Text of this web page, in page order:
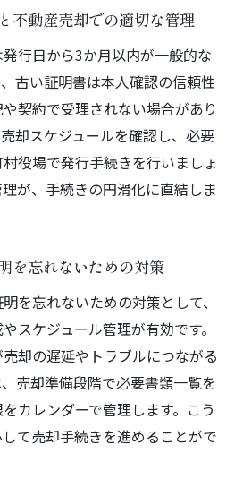
不動産売却での適切な管理
行日から3か月以内が一般的な
古い証明書は本人確認の信頼性
契約で受理されない場合があり
却スケジュールを確認し、必要
役場で発行手続きを行いましょ
が、手続きの円滑化に直結しま
を忘れないための対策
を忘れないための対策として、
スケジュール管理が有効です。
却の遅延やトラブルにつながる
売却準備段階で必要書類一覧を
カレンダーで管理します。こう
て売却手続きを進めることがで